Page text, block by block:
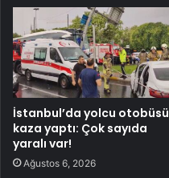
İstanbul’da yolcu otobüsü
kaza yaptı: Çok sayıda
yaralı var!
Ağustos 6, 2026